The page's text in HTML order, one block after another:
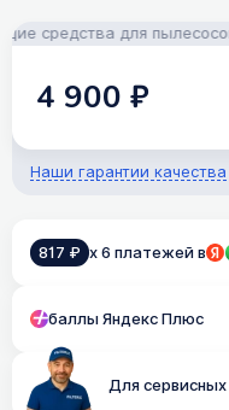
средства для пылесосов!
4 900 ₽
Наши гарантии качества
817 ₽ x 6 платежей в
баллы Яндекс Плюс
Для